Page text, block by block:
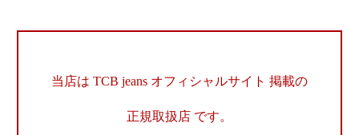
当店は TCB jeans オフィシャルサイト 掲載の
正規取扱店 です。